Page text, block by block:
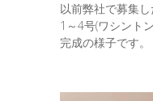
以前弊社で募集
1～4号(ワシント
完成の様子です。